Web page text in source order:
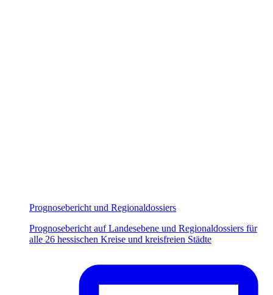
Prognosebericht und Regionaldossiers
Prognosebericht auf Landesebene und Regionaldossiers für
alle 26 hessischen Kreise und kreisfreien Städte